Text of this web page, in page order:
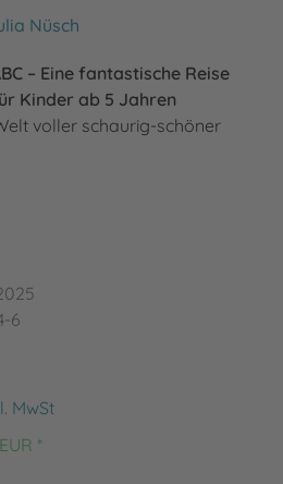
Nüsch
– Eine fantastische Reise
Kinder ab 5 Jahren
voller schaurig-schöner
6
MwSt
*